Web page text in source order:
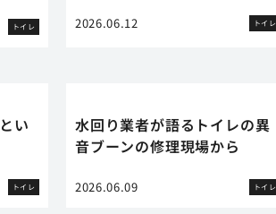
トイレ 2026.06.12 トイレ
い
トイレ
水回り業者が語るトイレの異
音ブーンの修理現場から
2026.06.09 トイレ